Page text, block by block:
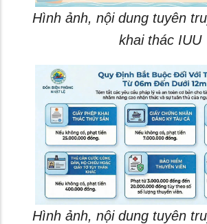
Hình ảnh, nội dung tuyên
khai thác IUU
Hình ảnh, nội dung tuyên